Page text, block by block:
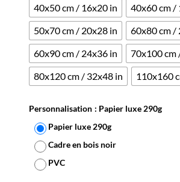
40x50 cm / 16x20 in
40x60 cm /
50x70 cm / 20x28 in
60x80 cm /
60x90 cm / 24x36 in
70x100 cm
80x120 cm / 32x48 in
110x160
Personnalisation : Papier luxe 290g
Papier luxe 290g
Cadre en bois noir
PVC